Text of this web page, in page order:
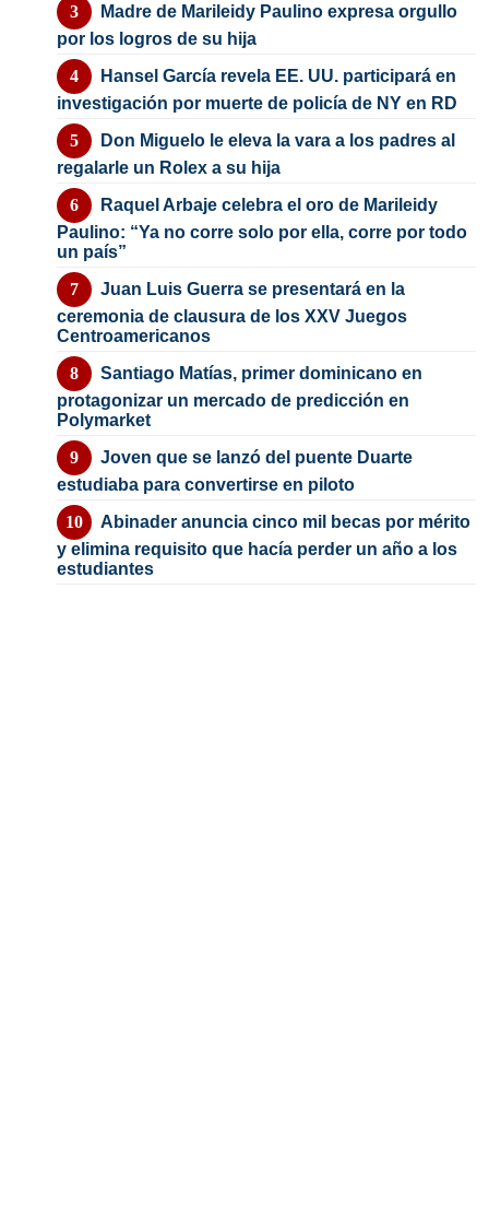
Madre de Marileidy Paulino expresa orgullo
por los logros de su hija
Hansel García revela EE. UU. participará en
investigación por muerte de policía de NY en RD
Don Miguelo le eleva la vara a los padres al
regalarle un Rolex a su hija
Raquel Arbaje celebra el oro de Marileidy
Paulino: “Ya no corre solo por ella, corre por todo
un país”
Juan Luis Guerra se presentará en la
ceremonia de clausura de los XXV Juegos
Centroamericanos
Santiago Matías, primer dominicano en
protagonizar un mercado de predicción en
Polymarket
Joven que se lanzó del puente Duarte
estudiaba para convertirse en piloto
Abinader anuncia cinco mil becas por mérito
y elimina requisito que hacía perder un año a los
estudiantes